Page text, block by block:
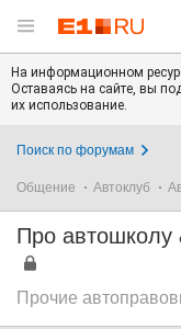
На информационном
Оставаясь на сайте, вы
их использование.
Поиск по форумам
Общение Автоклуб
Про автошколу
Прочие